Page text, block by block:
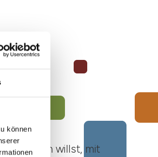
können
willst, mit